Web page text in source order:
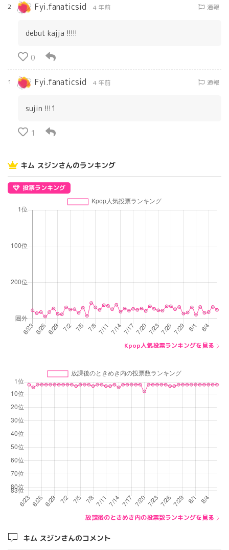
2 Fyi.fanaticsid 4 年前 通報
debut kajja !!!!!
0
1 Fyi.fanaticsid 4 年前 通報
sujin !!!1
1
キム スジンさんのランキング
投票ランキング
Kpop人気投票ランキングを見る
放課後のときめき内の投票数ランキングを見る
キム スジンさんのコメント